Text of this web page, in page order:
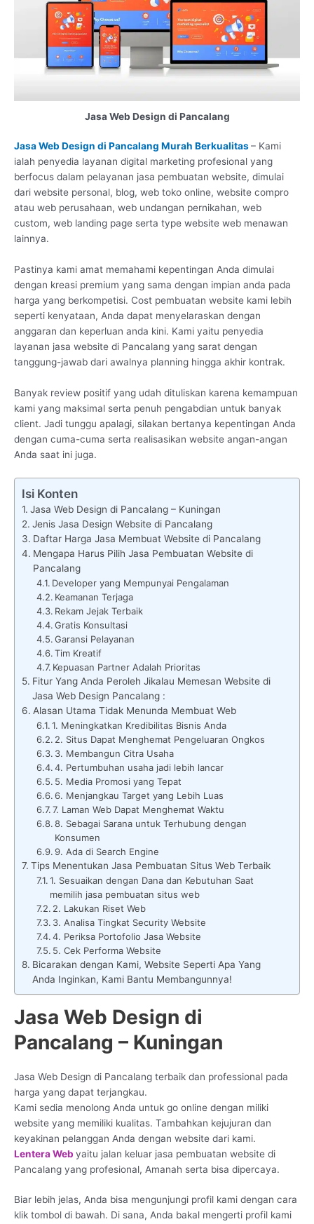
Jasa Web Design di Pancalang
Jasa Web Design di Pancalang Murah Berkualitas– Kami
ialah penyedia layanan digital marketing profesional yang
berfocus dalam pelayanan jasa pembuatan website, dimulai
dari website personal, blog, web toko online, website compro
atau web perusahaan, web undangan pernikahan, web
custom, web landing page serta type website web menawan
lainnya.
Pastinya kami amat memahami kepentingan Anda dimulai
dengan kreasi premium yang sama dengan impian anda pada
harga yang berkompetisi. Cost pembuatan website kami lebih
seperti kenyataan, Anda dapat menyelaraskan dengan
anggaran dan keperluan anda kini. Kami yaitu penyedia
layanan jasa website di Pancalang yang sarat dengan
tanggung-jawab dari awalnya planning hingga akhir kontrak.
Banyak review positif yang udah dituliskan karena kemampuan
kami yang maksimal serta penuh pengabdian untuk banyak
client. Jadi tunggu apalagi, silakan bertanya kepentingan Anda
dengan cuma-cuma serta realisasikan website angan-angan
Anda saat ini juga.
Isi Konten
Jasa Web Design di Pancalang – Kuningan
Jenis Jasa Design Website di Pancalang
Daftar Harga Jasa Membuat Website di Pancalang
Mengapa Harus Pilih Jasa Pembuatan Website di
Pancalang
Developer yang Mempunyai Pengalaman
Keamanan Terjaga
Rekam Jejak Terbaik
Gratis Konsultasi
Garansi Pelayanan
Tim Kreatif
Kepuasan Partner Adalah Prioritas
Fitur Yang Anda Peroleh Jikalau Memesan Website di
Jasa Web Design Pancalang :
Alasan Utama Tidak Menunda Membuat Web
1. Meningkatkan Kredibilitas Bisnis Anda
2. Situs Dapat Menghemat Pengeluaran Ongkos
3. Membangun Citra Usaha
4. Pertumbuhan usaha jadi lebih lancar
5. Media Promosi yang Tepat
6. Menjangkau Target yang Lebih Luas
7. Laman Web Dapat Menghemat Waktu
8. Sebagai Sarana untuk Terhubung dengan
Konsumen
9. Ada di Search Engine
Tips Menentukan Jasa Pembuatan Situs Web Terbaik
1. Sesuaikan dengan Dana dan Kebutuhan Saat
memilih jasa pembuatan situs web
2. Lakukan Riset Web
3. Analisa Tingkat Security Website
4. Periksa Portofolio Jasa Website
5. Cek Performa Website
Bicarakan dengan Kami, Website Seperti Apa Yang
Anda Inginkan, Kami Bantu Membangunnya!
Jasa Web Design di
Pancalang – Kuningan
Jasa Web Design di Pancalang terbaik dan professional pada
harga yang dapat terjangkau.
Kami sedia menolong Anda untuk go online dengan miliki
website yang memiliki kualitas. Tambahkan kejujuran dan
keyakinan pelanggan Anda dengan website dari kami.
Lentera Web yaitu jalan keluar jasa pembuatan website di
Pancalang yang profesional, Amanah serta bisa dipercaya.
Biar lebih jelas, Anda bisa mengunjungi profil kami dengan cara
klik tombol di bawah. Di sana, Anda bakal mengerti profil kami